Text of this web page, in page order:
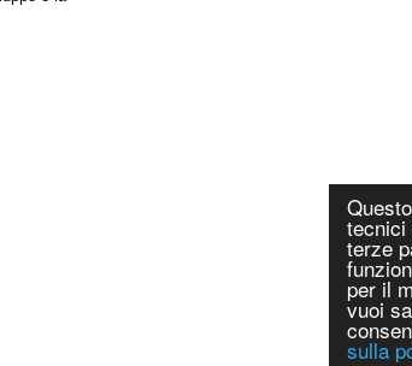
tecnici
terze
per il
vuoi
sulla